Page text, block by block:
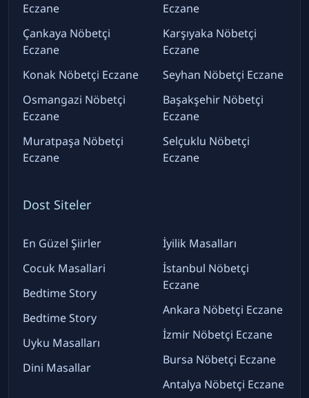
Eczane
Çankaya Nöbetçi
Eczane
Konak Nöbetçi Eczane
Osmangazi Nöbetçi
Eczane
Muratpaşa Nöbetçi
Eczane
Eczane
Karşıyaka Nöbetçi
Eczane
Seyhan Nöbetçi Eczane
Başakşehir Nöbetçi
Eczane
Selçuklu Nöbetçi
Eczane
Dost Siteler
En Güzel Şiirler
Cocuk Masallari
Bedtime Story
Bedtime Story
Uyku Masalları
Dini Masallar
İyilik Masalları
İstanbul Nöbetçi
Eczane
Ankara Nöbetçi Eczane
İzmir Nöbetçi Eczane
Bursa Nöbetçi Eczane
Antalya Nöbetçi Eczane